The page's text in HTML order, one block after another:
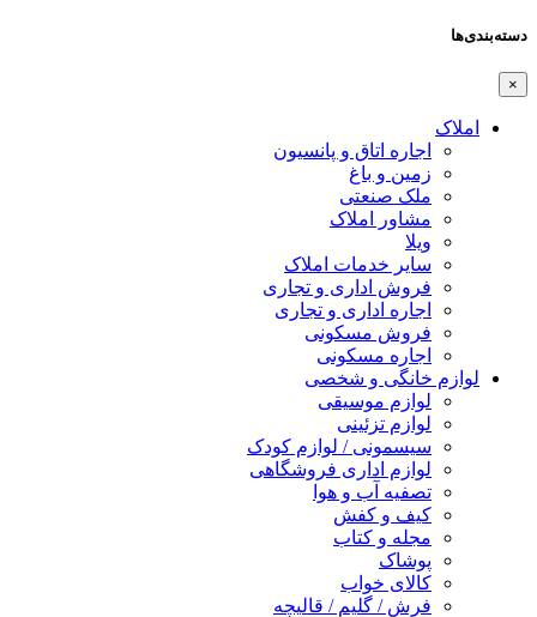
دسته‌بندی‌ها
×
املاک
اجاره اتاق و پانسیون
زمین و باغ
ملک صنعتی
مشاور املاک
ویلا
سایر خدمات املاک
فروش اداری و تجاری
اجاره اداری و تجاری
فروش مسکونی
اجاره مسکونی
لوازم خانگی و شخصی
لوازم موسیقی
لوازم تزئینی
سیسمونی / لوازم کودک
لوازم اداری فروشگاهی
تصفیه آب و هوا
کیف و کفش
مجله و کتاب
پوشاک
کالای خواب
فرش / گلیم / قالیچه